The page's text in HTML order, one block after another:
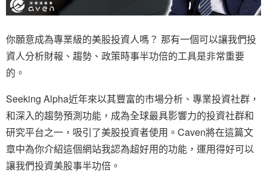
你願意成為專業級的美股投資人嗎？ 那有一個可以讓我們投
資人分析財報、趨勢、政策時事半功倍的工具是非常重要
的。
Seeking Alpha近年來以其豐富的市場分析、專業投資社群，
和深入的趨勢預測功能，成為全球最具影響力的投資社群和
研究平台之一，吸引了美股投資者使用。Caven將在這篇文
章中為你介紹這個網站我認為超好用的功能，運用得好可以
讓我們投資美股事半功倍。